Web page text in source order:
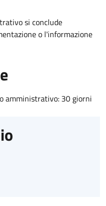
si conclude
o l'informazione
amministrativo: 30 giorni